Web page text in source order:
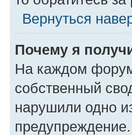
Вернуться
Почему я
На каждом
собственный
нарушили одно